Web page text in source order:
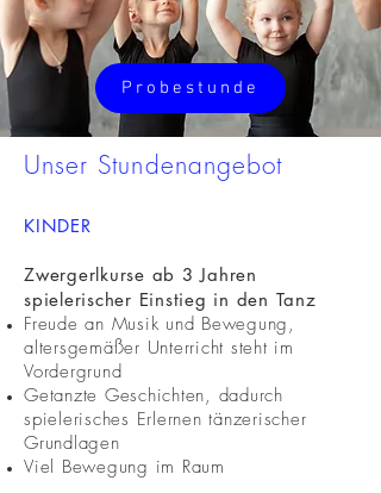
Probestunde
Unser Stundenangebot
KINDER
Zwergerlkurse ab 3 Jahren
spielerischer Einstieg in den Tanz
Freude an Musik und Bewegung,
altersgemäßer Unterricht steht im
Vordergrund
Getanzte Geschichten, dadurch
spielerisches Erlernen tänzerischer
Grundlagen
Viel Bewegung im Raum